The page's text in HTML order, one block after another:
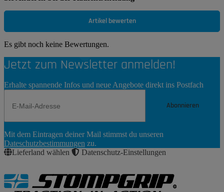
Artikel bewerten
Es gibt noch keine Bewertungen.
Jetzt zum Newsletter anmelden!
Erhalte spannende Infos und neue Angebote direkt ins Postfach
Abonnieren
Abonnieren
Mit dem Eintragen deiner Mail stimmst du unseren
Dateschutzbestimmungen zu.
Lieferland wählen
Datenschutz-Einstellungen